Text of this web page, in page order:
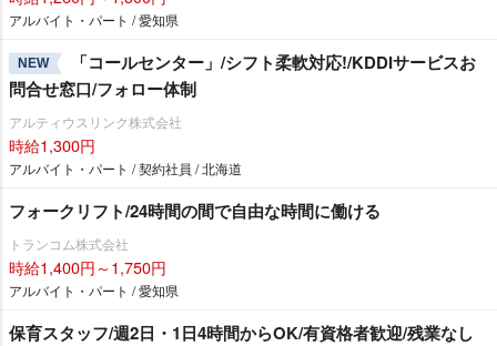
アルバイト・パート / 愛知県
NEW
「コールセンター」/シフト柔軟対応!/KDDIサービスお
問合せ窓口/フォロー体制
アルティウスリンク株式会社
時給1,300円
アルバイト・パート / 契約社員 / 北海道
フォークリフト/24時間の間で自由な時間に働ける
トランコム株式会社
時給1,400円～1,750円
アルバイト・パート / 愛知県
保育スタッフ/週2日・1日4時間からOK/有資格者歓迎/残業なし